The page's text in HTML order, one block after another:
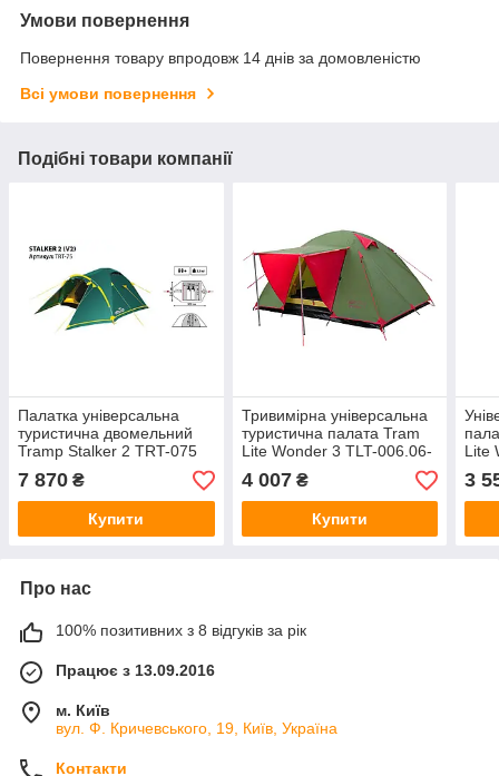
Умови повернення
Повернення товару впродовж 14 днів за домовленістю
Всі умови повернення
Подібні товари компанії
Палатка універсальна
туристична двомельний
Tramp Stalker 2 TRT-075
зелений, Original
7 870 ₴
Купити
Тривимірна універсальна
туристична палата Tram
Lite Wonder 3 TLT-006.06-
olive оливу Original
4 007₴
Купити
Lite
3
Про нас
100% позитивних з 8 відгуків за рік
Працює з 13.09.2016
м. Київ
вул. Ф. Кричевського, 19, Київ, Україна
Контакти